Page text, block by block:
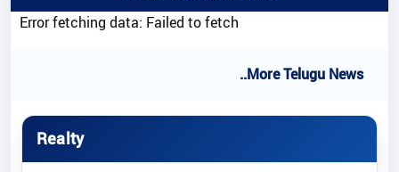
Error fetching data: Failed to fetch
..More Telugu News
Realty